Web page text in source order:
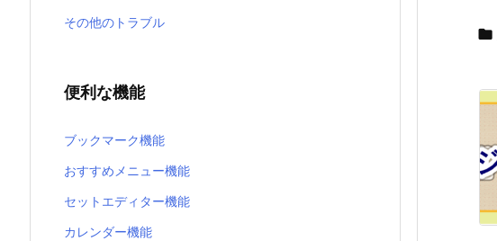

その他のトラブル
便利な機能
ブックマーク機能
おすすめメニュー機能
セットエディター機能
カレンダー機能